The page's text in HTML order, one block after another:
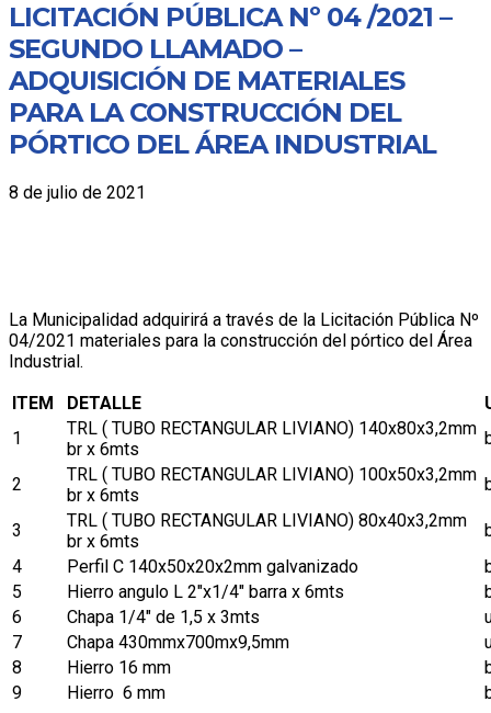
LICITACIÓN PÚBLICA Nº 04 /2021 –
SEGUNDO LLAMADO –
ADQUISICIÓN DE MATERIALES
PARA LA CONSTRUCCIÓN DEL
PÓRTICO DEL ÁREA INDUSTRIAL
8 de julio de 2021
La Municipalidad adquirirá a través de la Licitación Pública Nº
04/2021 materiales para la construcción del pórtico del Área
Industrial.
ITEM
DETALLE
1
TRL ( TUBO RECTANGULAR LIVIANO) 140x80x3,2mm
br x 6mts
2
TRL ( TUBO RECTANGULAR LIVIANO) 100x50x3,2mm
br x 6mts
3
TRL ( TUBO RECTANGULAR LIVIANO) 80x40x3,2mm
br x 6mts
4
Perfil C 140x50x20x2mm galvanizado
5
Hierro angulo L 2"x1/4" barra x 6mts
6
Chapa 1/4" de 1,5 x 3mts
7
Chapa 430mmx700mx9,5mm
8
Hierro 16 mm
9
Hierro 6 mm